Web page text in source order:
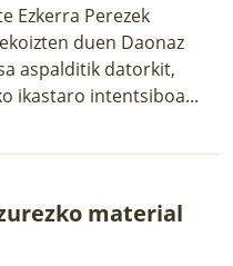
Ezkerra Perezek
duen Daonaz
aspalditik datorkit,
ikastaro intentsiboa...
material